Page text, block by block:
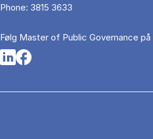
Phone: 3815 3633
Følg Master of Public Governance på
Opens in a new tab
Opens in a new tab